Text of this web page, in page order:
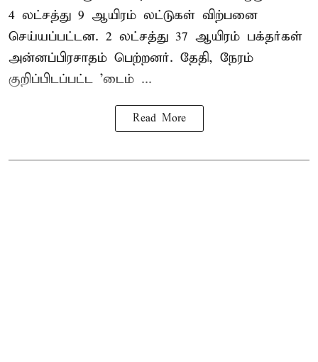
4 லட்சத்து 9 ஆயிரம் லட்டுகள் விற்பனை
செய்யப்பட்டன. 2 லட்சத்து 37 ஆயிரம் பக்தர்கள்
அன்னப்பிரசாதம் பெற்றனர். தேதி, நேரம்
குறிப்பிடப்பட்ட 'டைம் ...
Read More